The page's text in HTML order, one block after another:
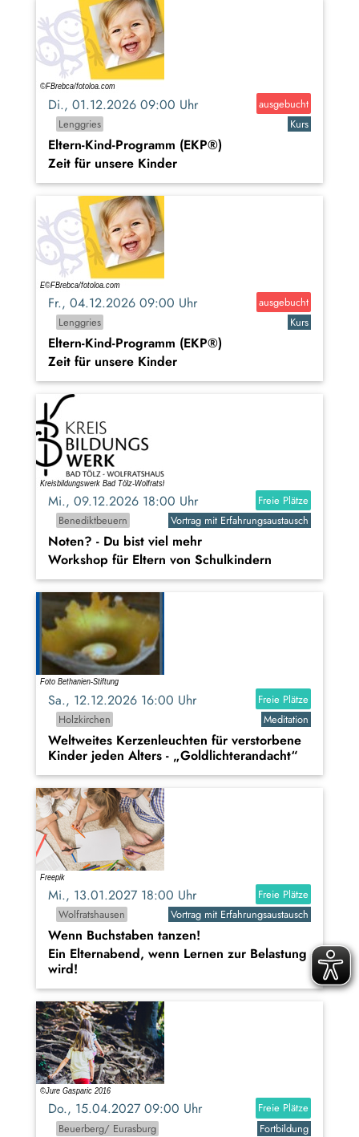
Di., 01.12.2026 09:00 Uhr
ausgebucht
Lenggries
Kurs
Eltern-Kind-Programm (EKP®)
Zeit für unsere Kinder
Fr., 04.12.2026 09:00 Uhr
ausgebucht
Lenggries
Kurs
Eltern-Kind-Programm (EKP®)
Zeit für unsere Kinder
Mi., 09.12.2026 18:00 Uhr
Freie Plätze
Benediktbeuern
Vortrag mit Erfahrungsaustausch
Noten? - Du bist viel mehr
Workshop für Eltern von Schulkindern
Sa., 12.12.2026 16:00 Uhr
Freie Plätze
Holzkirchen
Meditation
Weltweites Kerzenleuchten für verstorbene
Kinder jeden Alters - „Goldlichterandacht“
Mi., 13.01.2027 18:00 Uhr
Freie Plätze
Wolfratshausen
Vortrag mit Erfahrungsaustausch
Wenn Buchstaben tanzen!
Ein Elternabend, wenn Lernen zur Belastung
wird!
Do., 15.04.2027 09:00 Uhr
Freie Plätze
Beuerberg/ Eurasburg
Fortbildung